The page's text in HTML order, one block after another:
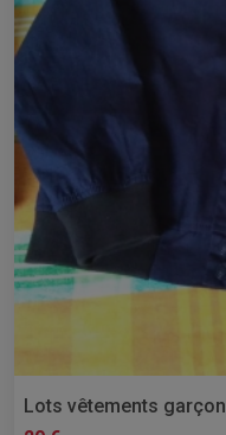
Lots vêtements garçon